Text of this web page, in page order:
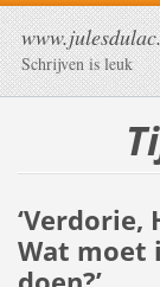
Schrijven is leuk
Wat moet